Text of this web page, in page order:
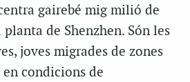
gairebé mig milió de
planta de Shenzhen. Són les
joves migrades de zones
condicions de